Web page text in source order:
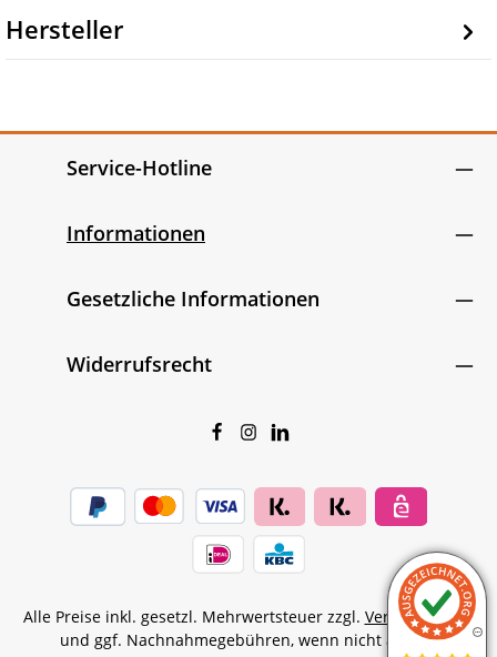
Hersteller
Service-Hotline
Informationen
Gesetzliche Informationen
Widerrufsrecht
Alle Preise inkl. gesetzl. Mehrwertsteuer zzgl. Versandkosten
und ggf. Nachnahmegebühren, wenn nicht anders